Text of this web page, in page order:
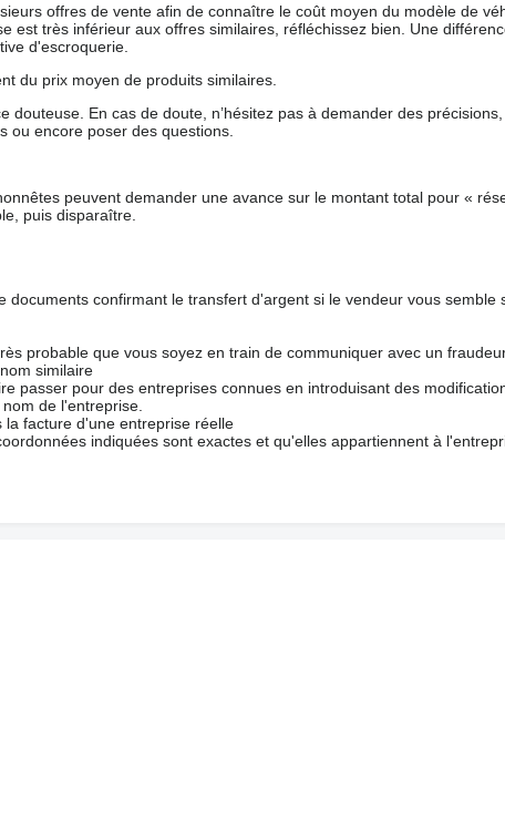
offres de vente afin de connaître le coût moyen du modèle de
est très inférieur aux offres similaires, réfléchissez bien. Une
d'escroquerie.
du prix moyen de produits similaires.
douteuse. En cas de doute, n’hésitez pas à demander des
ou encore poser des questions.
peuvent demander une avance sur le montant total pour «
puis disparaître.
documents confirmant le transfert d'argent si le vendeur vous semble
probable que vous soyez en train de communiquer avec un
similaire
passer pour des entreprises connues en introduisant des
de l'entreprise.
facture d'une entreprise réelle
indiquées sont exactes et qu'elles appartiennent à